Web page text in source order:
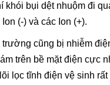
khói bụi dệt nhuộm đi
(-) và các Ion (+).
cũng bị nhiễm
trên bề mặt điện cực
lọc tĩnh điện vệ sinh